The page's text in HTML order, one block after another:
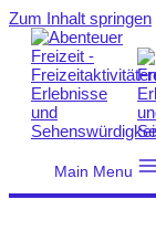
Zum Inhalt springen
Main Menu